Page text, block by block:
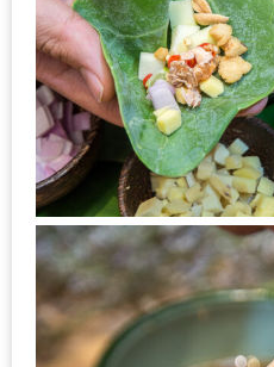
ที่
เข้า
ชม
มาก
ที่สุด
ประจำ
ปี
2557
กิจกรรม
ชิง